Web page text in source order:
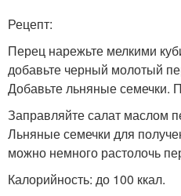
Рецепт:
Перец нарежьте мелкими
добавьте черный молотый
Добавьте льняные семечки.
Заправляйте салат маслом
Льняные семечки для
можно немного растолочь
Калорийность: до 100 ккал.